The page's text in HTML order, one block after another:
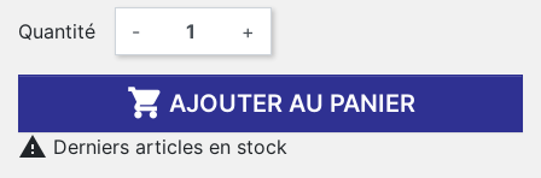
Quantité - +
 AJOUTER AU PANIER
 Derniers articles en stock